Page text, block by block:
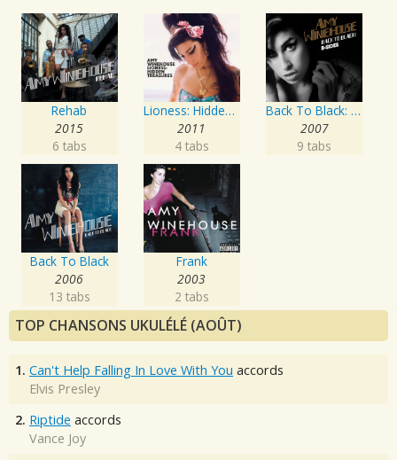
Rehab
2015
6 tabs
Lioness: Hidden Treasures
2011
4 tabs
Back To Black: B-Sides
2007
9 tabs
Back To Black
2006
13 tabs
Frank
2003
2 tabs
TOP CHANSONS UKULÉLÉ (AOÛT)
1. Can't Help Falling In Love With You accords
Elvis Presley
2. Riptide accords
Vance Joy